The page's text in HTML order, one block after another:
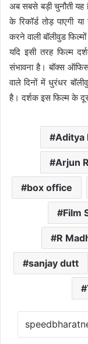
अब सबसे बड़ी चुनौती यह
के रिकॉर्ड तोड़ पाएगी
करने वाली बॉलीवुड
यदि इसी तरह फिल्म
संभावना है। बॉक्स
वाले दिनों में धुरंधर
है। दर्शक इस फिल्म के
Aditya
Arjun
box office
Film
R
sanjay dutt